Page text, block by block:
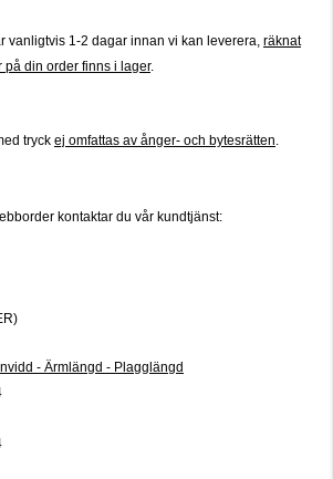
vanligtvis 1-2 dagar innan vi kan leverera, räknat
på din order finns i lager.
tryck ej omfattas av ånger- och bytesrätten.
kontaktar du vår kundtjänst:
- Ärmlängd - Plagglängd